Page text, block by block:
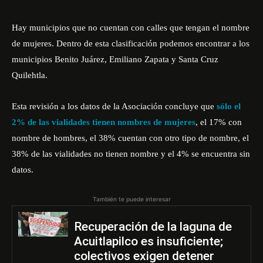
Hay municipios que no cuentan con calles que tengan el nombre
de mujeres. Dentro de esta clasificación podemos encontrar a los
municipios Benito Juárez, Emiliano Zapata y Santa Cruz
Quilehtla.
Esta revisión a los datos de la Asociación concluye que sólo el
2% de las vialidades tienen nombres de mujeres, el 17% con
nombre de hombres, el 38% cuentan con otro tipo de nombre, el
38% de las vialidades no tienen nombre y el 4% se encuentra sin
datos.
También te puede interesar
Recuperación de la laguna de
Acuitlapilco es insuficiente;
colectivos exigen detener